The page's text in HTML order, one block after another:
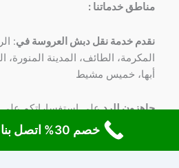
مناطق خدماتنا :
نقدم خدمة نقل دبش العروسة في:
المكرمة، الطائف، المدينة المنورة،
أبها، خميس مشيط
جاهزون للردعلي استفساراتكم
علي رقم 0531809702
خصم 30% اتصل بنا 0531809702